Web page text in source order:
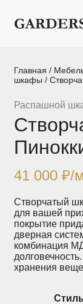
Шкафы-
Мебель в
Стеллажи
Главная /
шкафы /
Распашной
41 000₽/
Створчатый
для вашей
покрытие
дверная
комбинация
хранения